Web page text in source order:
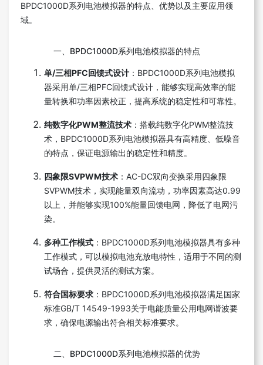
BPDC1000D系列电池模拟器的特点、优势以及主要应用领
域。
一、BPDC1000D系列电池模拟器的特点
单/三相PFC回馈式设计 ：BPDC1000D系列电池模拟
器采用单/三相PFC回馈式设计，能够实现高效率的能
量转换和功率因素校正，提高系统的稳定性和可靠性。
纯数字化PWM整流技术 ：搭载纯数字化PWM整流技
术，BPDC1000D系列电池模拟器具有高精度、低噪音
的特点，保证电源输出的稳定性和精度。
四象限SVPWM技术 ：AC-DC双向变换采用四象限
SVPWM技术，实现能量双向流动，功率因素高达0.99
以上，并能够实现100%能量回馈电网，降低了电网污
染。
多种工作模式 ：BPDC1000D系列电池模拟器具有多种
工作模式，可以模拟电池充放电特性，适用于不同的测
试场合，提供灵活的测试方案。
符合国标要求 ：BPDC1000D系列电池模拟器满足国家
标准GB/T 14549-1993关于电能质量公用电网谐波要
求，确保电源输出符合相关标准要求。
二、BPDC1000D系列电池模拟器的优势